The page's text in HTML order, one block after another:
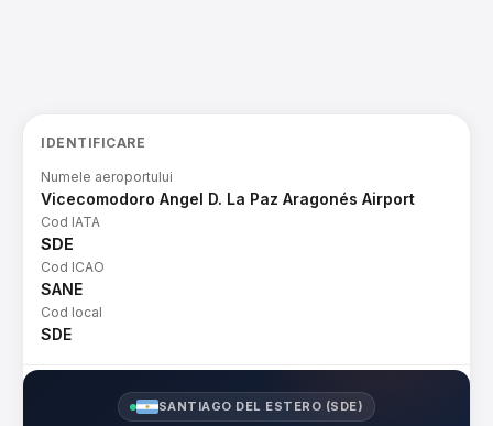
IDENTIFICARE
Numele aeroportului
Vicecomodoro Angel D. La Paz Aragonés Airport
Cod IATA
SDE
Cod ICAO
SANE
Cod local
SDE
SANTIAGO DEL ESTERO (SDE)